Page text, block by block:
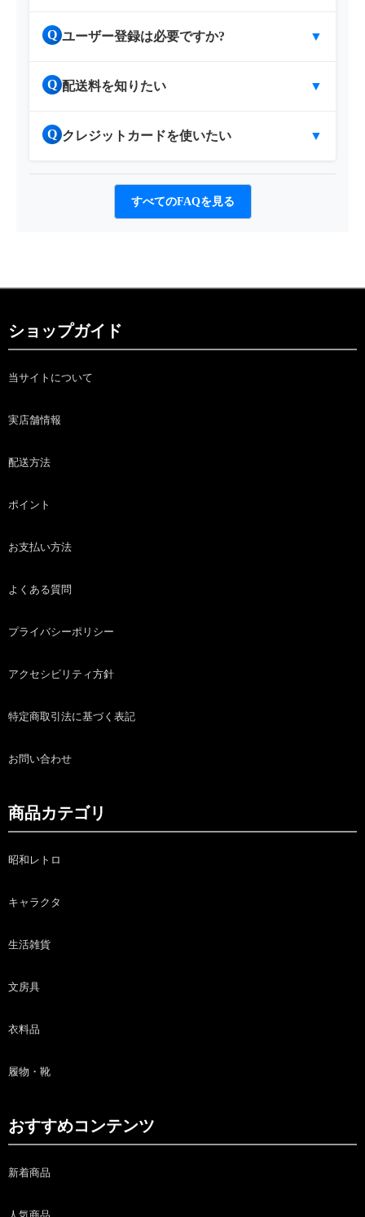
Q ユーザー登録は必要ですか? ▼
Q 配送料を知りたい ▼
Q クレジットカードを使いたい ▼
すべてのFAQを見る
ショップガイド
当サイトについて
実店舗情報
配送方法
ポイント
お支払い方法
よくある質問
プライバシーポリシー
アクセシビリティ方針
特定商取引法に基づく表記
お問い合わせ
商品カテゴリ
昭和レトロ
キャラクタ
生活雑貨
文房具
衣料品
履物・靴
おすすめコンテンツ
新着商品